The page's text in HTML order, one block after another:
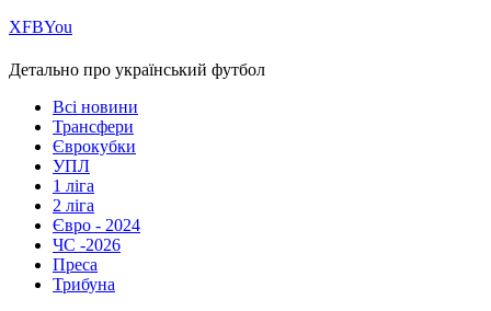
ХFBYou
Детально про український футбол
Всі новини
Трансфери
Єврокубки
УПЛ
1 ліга
2 ліга
Євро - 2024
ЧС -2026
Преса
Трибуна